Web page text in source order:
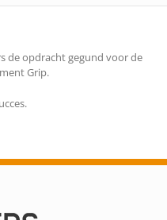
de opdracht gegund voor de
Grip.